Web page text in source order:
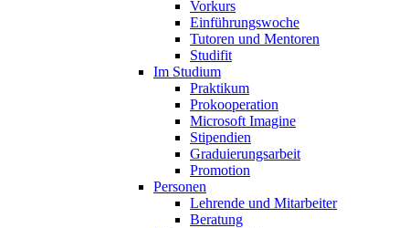
Vorkurs
Einführungswoche
Tutoren und Mentoren
Studifit
Im Studium
Praktikum
Prokooperation
Microsoft Imagine
Stipendien
Graduierungsarbeit
Promotion
Personen
Lehrende und Mitarbeiter
Beratung